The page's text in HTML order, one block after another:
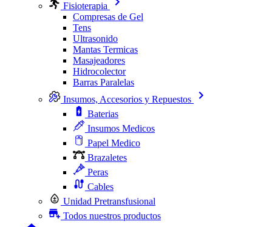
Fisioterapia
Compresas de Gel
Tens
Ultrasonido
Mantas Termicas
Masajeadores
Hidrocolector
Barras Paralelas
Insumos, Accesorios y Repuestos
Baterias
Insumos Medicos
Papel Medico
Brazaletes
Peras
Cables
Unidad Pretransfusional
Todos nuestros productos